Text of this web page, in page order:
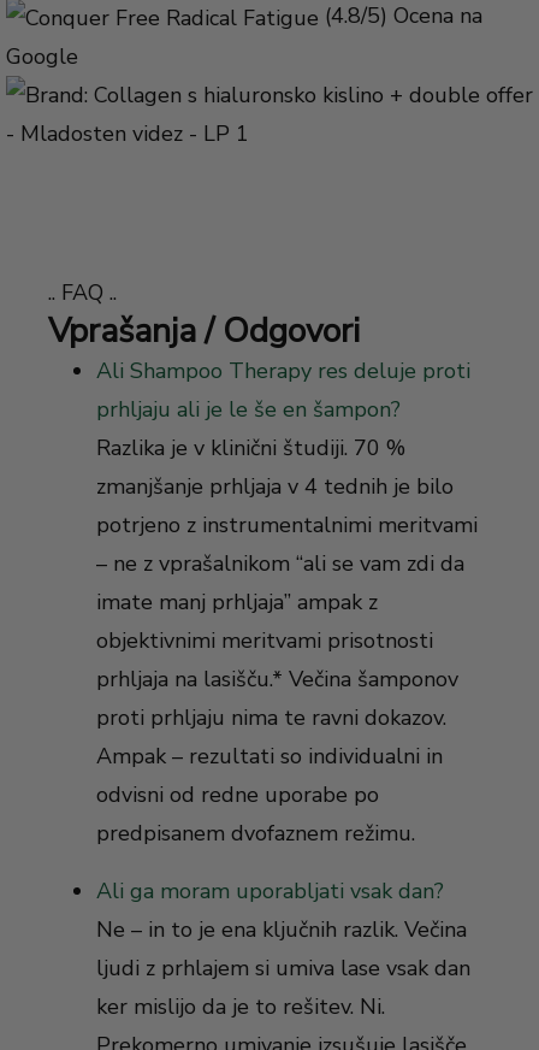
(4.8/5) Ocena na
Google
.. FAQ ..
Vprašanja / Odgovori
Ali Shampoo Therapy res deluje proti
prhljaju ali je le še en šampon?
Razlika je v klinični študiji. 70 %
zmanjšanje prhljaja v 4 tednih je bilo
potrjeno z instrumentalnimi meritvami
– ne z vprašalnikom “ali se vam zdi da
imate manj prhljaja” ampak z
objektivnimi meritvami prisotnosti
prhljaja na lasišču.* Večina šamponov
proti prhljaju nima te ravni dokazov.
Ampak – rezultati so individualni in
odvisni od redne uporabe po
predpisanem dvofaznem režimu.
Ali ga moram uporabljati vsak dan?
Ne – in to je ena ključnih razlik. Večina
ljudi z prhlajem si umiva lase vsak dan
ker mislijo da je to rešitev. Ni.